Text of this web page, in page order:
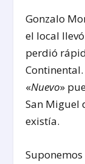
Gonzalo
el local
perdió
«Nuevo»
San Miguel
existía.